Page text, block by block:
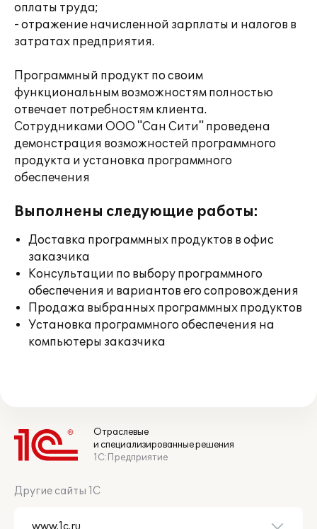
оплаты труда;
- отражение начисленной зарплаты и налогов в
затратах предприятия.
Программный продукт по своим
функциональным возможностям полностью
отвечает потребностям клиента.
Сотрудниками ООО "Сан Сити" проведена
демонстрация возможностей программного
продукта и установка программного
обеспечения
Выполнены следующие работы:
Доставка программных продуктов в офис
заказчика
Консультации по выбору программного
обеспечения и вариантов его сопровождения
Продажа выбранных программных продуктов
Установка программного обеспечения на
компьютеры заказчика
Отраслевые
и специализированные решения
1С:Предприятие
Другие сайты 1С